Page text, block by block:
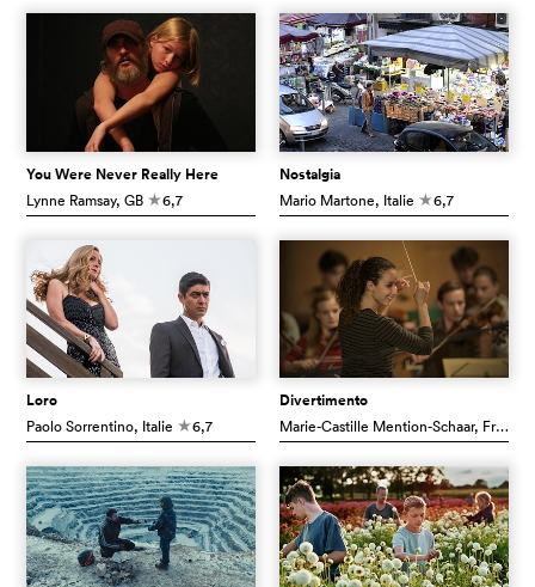
You Were Never Really Here
Lynne Ramsay, GB c6,7
Nostalgia
Mario Martone, Italie c6,7
Loro
Paolo Sorrentino, Italie c6,7
Divertimento
Marie-Castille Mention-Schaar, France